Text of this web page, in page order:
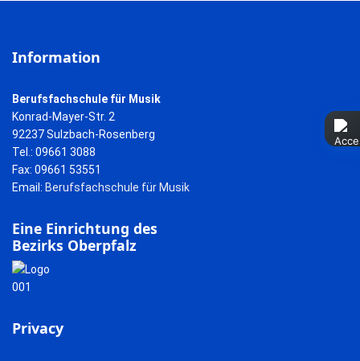
Information
Berufsfachschule für Musik
Konrad-Mayer-Str. 2
92237 Sulzbach-Rosenberg
Tel.: 09661 3088
Fax: 09661 53551
Email: Berufsfachschule für Musik
Eine Einrichtung des
Bezirks Oberpfalz
Privacy